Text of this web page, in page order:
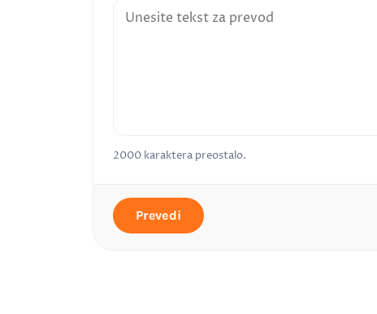
2000 karaktera preostalo.
Prevedi